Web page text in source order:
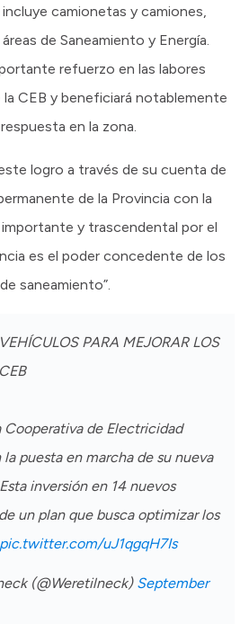
camionetas y camiones,
de Saneamiento y Energía.
refuerzo en las labores
la CEB y beneficiará notablemente
en la zona.
logro a través de su cuenta de
de la Provincia con la
importante y trascendental por el
es el poder concedente de los
saneamiento”.
PARA MEJORAR LOS
Cooperativa de Electricidad
puesta en marcha de su nueva
inversión en 14 nuevos
un plan que busca optimizar los
pic.twitter.com/uJ1qgqH7Is
(@Weretilneck) September